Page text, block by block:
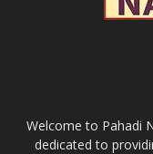
Welcome to Pahadi
dedicated to